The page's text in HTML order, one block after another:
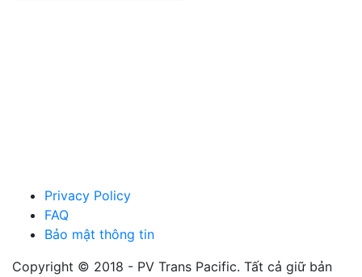
Privacy Policy
FAQ
Bảo mật thông tin
Copyright © 2018 - PV Trans Pacific. Tất cả giữ bản